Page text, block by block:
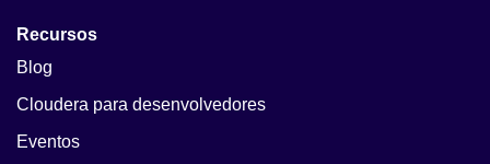
Recursos
Blog
Cloudera para desenvolvedores
Eventos